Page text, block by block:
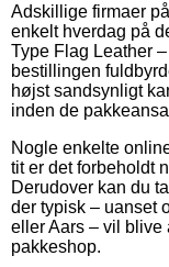
Adskillige firmaer
enkelt hverdag på
Type Flag Leather
bestillingen
højst sandsynligt
inden de
Nogle enkelte
tit er det forbeholdt
Derudover kan du
der typisk – uanset
eller Aars – vil blive
pakkeshop.